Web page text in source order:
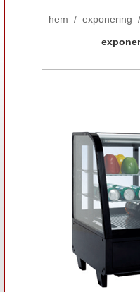
hem / exponering /